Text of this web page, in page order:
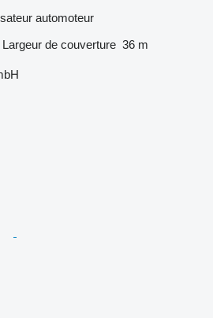
automoteur
Largeur de couverture 36 m